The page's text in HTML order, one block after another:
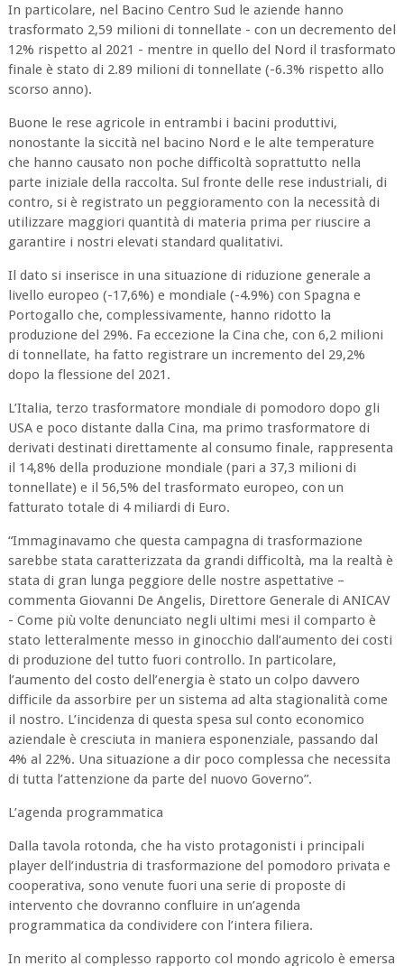
In particolare, nel Bacino Centro Sud le aziende hanno
trasformato 2,59 milioni di tonnellate - con un decremento del
12% rispetto al 2021 - mentre in quello del Nord il trasformato
finale è stato di 2.89 milioni di tonnellate (-6.3% rispetto allo
scorso anno).
Buone le rese agricole in entrambi i bacini produttivi,
nonostante la siccità nel bacino Nord e le alte temperature
che hanno causato non poche difficoltà soprattutto nella
parte iniziale della raccolta. Sul fronte delle rese industriali, di
contro, si è registrato un peggioramento con la necessità di
utilizzare maggiori quantità di materia prima per riuscire a
garantire i nostri elevati standard qualitativi.
Il dato si inserisce in una situazione di riduzione generale a
livello europeo (-17,6%) e mondiale (-4.9%) con Spagna e
Portogallo che, complessivamente, hanno ridotto la
produzione del 29%. Fa eccezione la Cina che, con 6,2 milioni
di tonnellate, ha fatto registrare un incremento del 29,2%
dopo la flessione del 2021.
L’Italia, terzo trasformatore mondiale di pomodoro dopo gli
USA e poco distante dalla Cina, ma primo trasformatore di
derivati destinati direttamente al consumo finale, rappresenta
il 14,8% della produzione mondiale (pari a 37,3 milioni di
tonnellate) e il 56,5% del trasformato europeo, con un
fatturato totale di 4 miliardi di Euro.
“Immaginavamo che questa campagna di trasformazione
sarebbe stata caratterizzata da grandi difficoltà, ma la realtà è
stata di gran lunga peggiore delle nostre aspettative –
commenta Giovanni De Angelis, Direttore Generale di ANICAV
- Come più volte denunciato negli ultimi mesi il comparto è
stato letteralmente messo in ginocchio dall’aumento dei costi
di produzione del tutto fuori controllo. In particolare,
l’aumento del costo dell’energia è stato un colpo davvero
difficile da assorbire per un sistema ad alta stagionalità come
il nostro. L’incidenza di questa spesa sul conto economico
aziendale è cresciuta in maniera esponenziale, passando dal
4% al 22%. Una situazione a dir poco complessa che necessita
di tutta l’attenzione da parte del nuovo Governo”.
L’agenda programmatica
Dalla tavola rotonda, che ha visto protagonisti i principali
player dell’industria di trasformazione del pomodoro privata e
cooperativa, sono venute fuori una serie di proposte di
intervento che dovranno confluire in un’agenda
programmatica da condividere con l’intera filiera.
In merito al complesso rapporto col mondo agricolo è emersa